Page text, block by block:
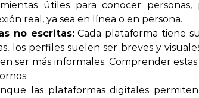
útiles para conocer
real, ya sea en línea o en persona.
no escritas:Cada plataforma tiene
los perfiles suelen ser breves y
ser más informales. Comprender
las plataformas digitales